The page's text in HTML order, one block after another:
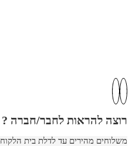
רוצה להראות לחבר/חברה ?
משלוחים מהירים עד לדלת בית הלקוח